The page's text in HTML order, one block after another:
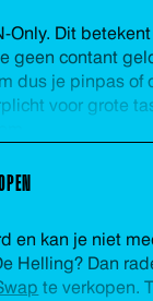
Only. Dit
geen contant
dus je pinpas of
voor grote
en kan je niet
Helling? Dan
te verkopen.